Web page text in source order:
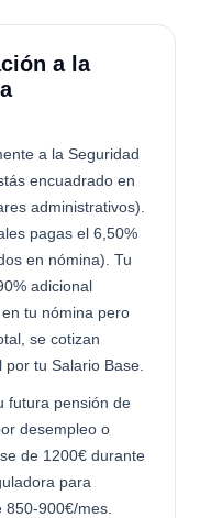
a la
a la Seguridad
encuadrado en
administrativos).
pagas el 6,50%
en nómina). Tu
adicional
tu nómina pero
se cotizan
tu Salario Base.
futura pensión de
desempleo o
de 1200€ durante
para
900€/mes.